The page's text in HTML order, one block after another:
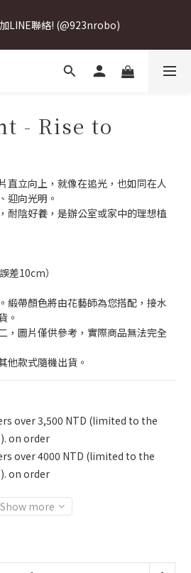
(@923nrobo)
LINE聯絡! (@923nrobo)
3 days, please contact us via
- Rise to
直立向上，就像在追光，也如同在人
迎向光明。
耐陰好養，是辦公室或家中的理想植
差10cm）
緞帶顏色將由花藝師為您搭配，接水
。
，圖片僅供參考，實際商品無法完全
他款式隨機出貨。
over 3,500 NTD (limited to the
on order
over 4000 NTD (limited to the
on order
Show more